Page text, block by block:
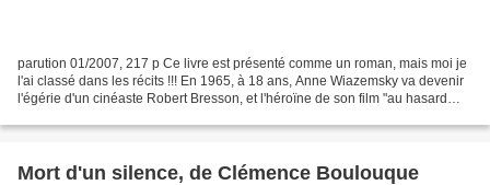
parution 01/2007, 217 p Ce livre est présenté comme un roman, mais moi je
l'ai classé dans les récits !!! En 1965, à 18 ans, Anne Wiazemsky va devenir
l'égérie d'un cinéaste Robert Bresson, et l'héroïne de son film "au hasard
Mort d'un silence, de Clémence Boulouque